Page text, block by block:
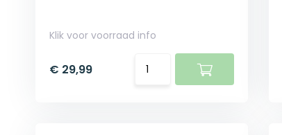
Klik voor voorraad info
€ 29,99